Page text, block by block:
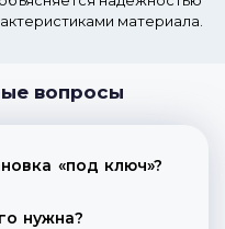
материала.
вопросы
«под ключ»?
нужна?